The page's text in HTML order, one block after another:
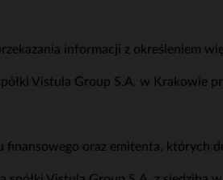
informacji z określeniem
Vistula Group S.A. w Krakowie
finansowego oraz emitenta, których